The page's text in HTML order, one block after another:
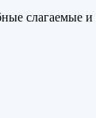
слагаемые